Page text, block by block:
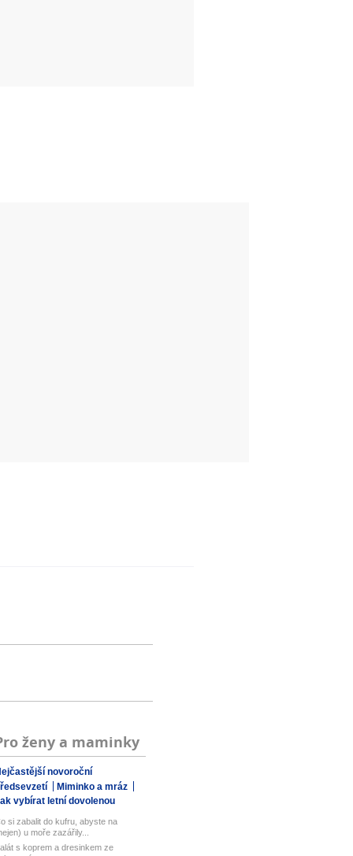
ženy a maminky
novoroční
Miminko a mráz
vybírat letní dovolenou
si zabalit do kufru, abyste na
u moře zazářily...
s koprem a dresinkem ze